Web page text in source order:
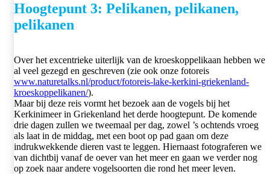
Hoogtepunt 3: Pelikanen, pelikanen,
pelikanen
Over het excentrieke uiterlijk van de kroeskoppelikaan hebben we
al veel gezegd en geschreven (zie ook onze fotoreis
www.naturetalks.nl/product/fotoreis-lake-kerkini-griekenland-
kroeskoppelikanen/).
Maar bij deze reis vormt het bezoek aan de vogels bij het
Kerkinimeer in Griekenland het derde hoogtepunt. De komende
drie dagen zullen we tweemaal per dag, zowel ’s ochtends vroeg
als laat in de middag, met een boot op pad gaan om deze
indrukwekkende dieren vast te leggen. Hiernaast fotograferen we
van dichtbij vanaf de oever van het meer en gaan we verder nog
op zoek naar andere vogelsoorten die rond het meer leven.